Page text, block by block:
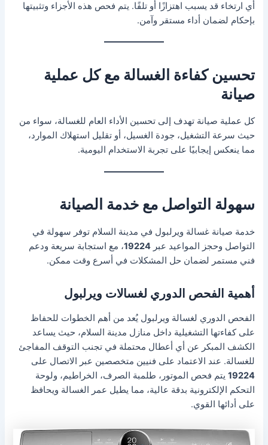
أي ارتخاء قد يسبب اهتزازًا أو تلفًا. يتم فحص هذه الأجزاء وتثبيتها
بإحكام لضمان أداء مستقر وآمن.
تحسين كفاءة الغسالة مع كل عملية
صيانة
كل عملية صيانة تهدف إلى تحسين الأداء العام للغسالة، سواء من
حيث سرعة التشغيل، جودة الغسيل، أو تقليل استهلاك الموارد،
مما ينعكس إيجابيًا على تجربة الاستخدام اليومية.
سهولة التواصل مع خدمة الصيانة
خدمة صيانة غسالة ويرلبول في مدينة السلام توفر سهولة في
التواصل وحجز المواعيد عبر19224، مع استجابة سريعة ودعم
فني مستمر لضمان حل المشكلات في أسرع وقت ممكن.
أهمية الفحص الدوري لغسالات ويرلبول
الفحص الدوري لغسالة ويرلبول يُعد من أهم الخطوات للحفاظ
على كفاءتها التشغيلية داخل منازل مدينة السلام، حيث يساعد
الكشف المبكر عن أي أعطال محتملة في تجنب التوقف المفاجئ
للغسالة. عند الاعتماد على فنيين متخصصين عبر الاتصال على
19224 يتم فحص الموتور، طلمبة الصرف، الخراطيم، ولوحة
التحكم الإلكترونية بدقة عالية، مما يطيل عمر الغسالة ويحافظ
على أدائها القوي.